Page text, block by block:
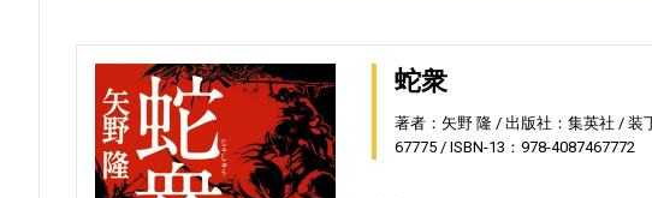
蛇衆
著者：矢野 隆 出版社：集英社 装
67775
ISBN-13：978-4087467772